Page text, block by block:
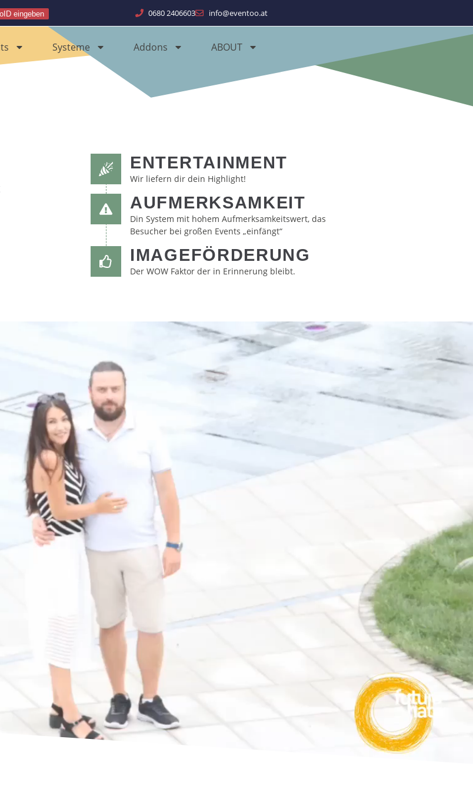
eingeben 0680 2406603 info@eventoo.at
Systeme Addons ABOUT
ENTERTAINMENT
Wir liefern dir dein Highlight!
AUFMERKSAMKEIT
Din System mit hohem Aufmerksamkeitswert, das
Besucher bei großen Events „einfängt“
IMAGEFÖRDERUNG
Der WOW Faktor der in Erinnerung bleibt.